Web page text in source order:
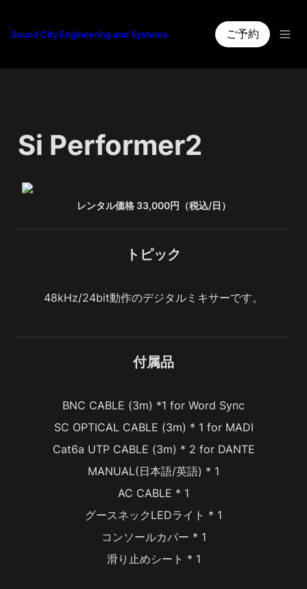
Sound City Engineering and Systems ご予約
Si Performer2
レンタル価格 33,000円（税込/日）
トピック
48kHz/24bit動作のデジタルミキサーです。
付属品
BNC CABLE (3m) *1 for Word Sync
SC OPTICAL CABLE (3m) * 1 for MADI
Cat6a UTP CABLE (3m) * 2 for DANTE
MANUAL(日本語/英語) * 1
AC CABLE * 1
グースネックLEDライト * 1
コンソールカバー * 1
滑り止めシート * 1